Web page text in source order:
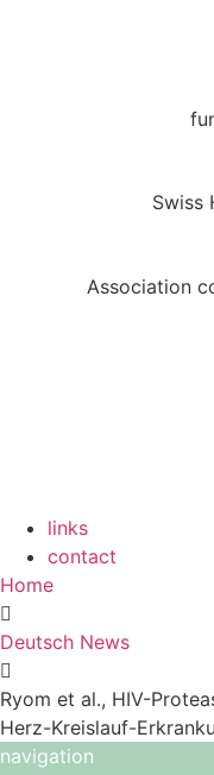
Swiss
Association
links
contact
Home
Deutsch News
Ryom et al., HIV-
Herz-Kreislauf-
navigation